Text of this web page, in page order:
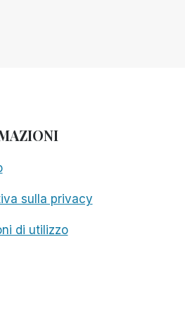
sulla privacy
di utilizzo